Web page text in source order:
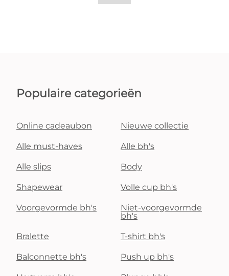
Populaire categorieën
Online cadeaubon Nieuwe collectie
Alle must-haves Alle bh's
Alle slips Body
Shapewear Volle cup bh's
Voorgevormde bh's
Niet-voorgevormde
bh's
Bralette T-shirt bh's
Balconnette bh's Push up bh's